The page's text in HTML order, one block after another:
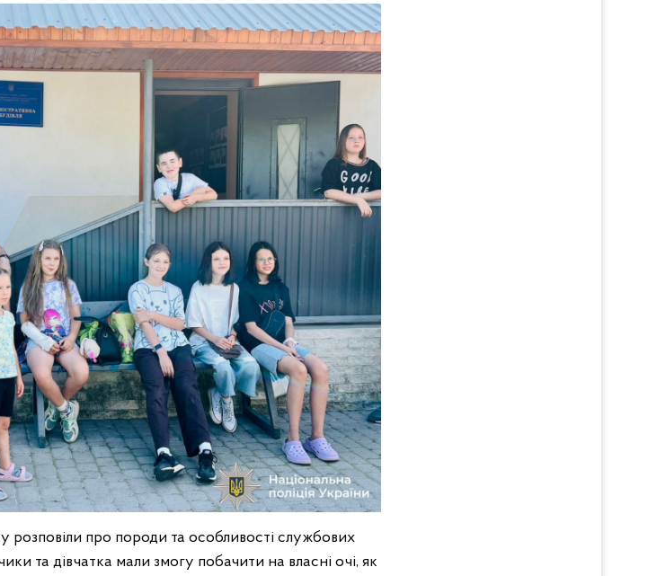
розповіли про породи та особливості службових
та дівчатка мали змогу побачити на власні очі, як